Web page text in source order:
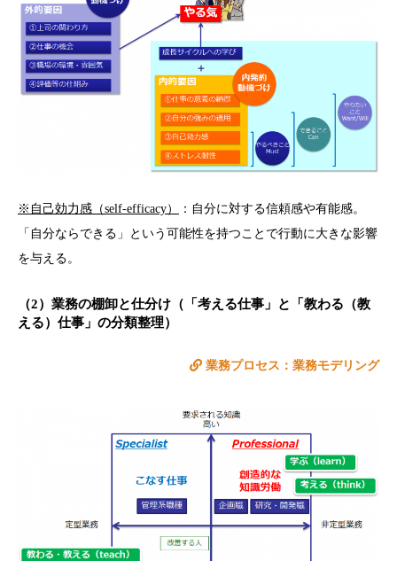
※自己効力感（self-efficacy）
：自分に対する信頼感や有能感。
「自分ならできる」という可能性を持つことで行動に大きな影響
を与える。
（2）業務の棚卸と仕分け（「考える仕事」と「教わる（教
える）仕事」の分類整理）
業務プロセス：業務モデリング